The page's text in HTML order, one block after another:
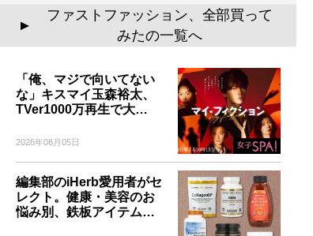
▲
ファストファッション、全部買って
みたの一覧へ
「俺、マジで向いてない
な」キスマイ玉森裕太、
TVer1000万再生で大…
2026年08月05日
編集部のiHerb愛用者がセ
レクト。健康・美容のお
悩み別、鉄板アイテム…